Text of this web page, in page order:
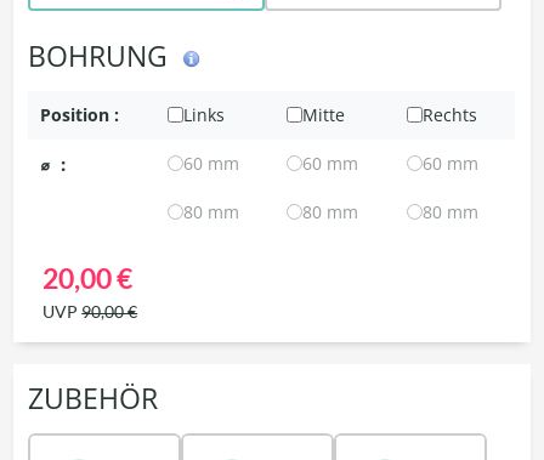
BOHRUNG
Position : Links Mitte Rechts
⌀ : 60 mm 60 mm 60 mm
80 mm 80 mm 80 mm
20,00 €
UVP90,00 €
ZUBEHÖR